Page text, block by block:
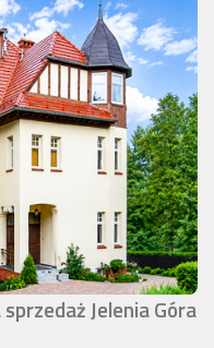
Jelenia Góra